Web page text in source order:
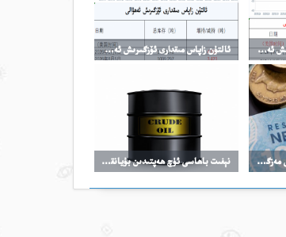
كۈمۈش زاپاس مىقدارى ئۆزگىرىش ئەھۋالى ئالتۇن زاپاس مىقدارى ئۆزگىرىش ئەھۋالى
ئانالىزچلار بۇ يىلنىڭ ئاخىرقى مەزگىلىدىكى ئالتۇن بازىرىغا قارىتا ئۈمىدۋار ھۆكۈمنى ساقلىغان نېفىت باھاسى ئۈچ ھەپتىدىن بۇيانقى تۆۋەن نۇقتىغا چۈشتى